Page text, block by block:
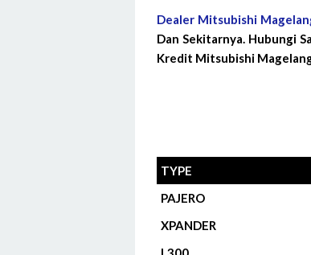
Dealer Mitsubishi
Dan Sekitarnya. Hubungi
Kredit Mitsubishi
TYPE
PAJERO
XPANDER